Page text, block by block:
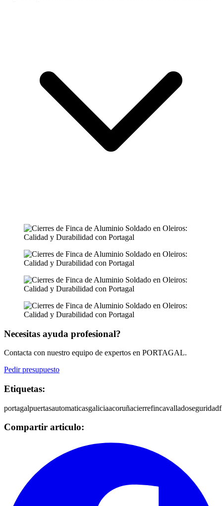
Necesitas ayuda profesional?
Contacta con nuestro equipo de expertos en PORTAGAL.
Pedir presupuesto
Etiquetas:
portagalpuertasautomaticasgaliciaacoruñacierrefincavalladoseguridad
Compartir articulo: